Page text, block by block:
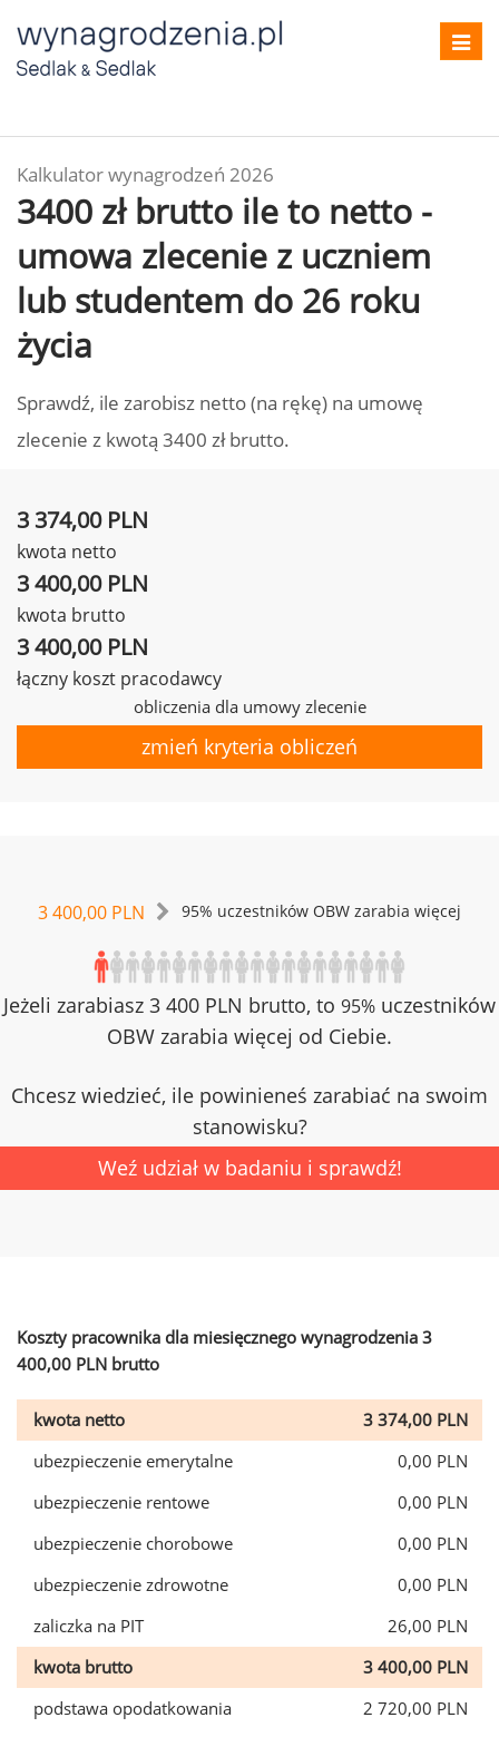
Kalkulator wynagrodzeń 2026
3400 zł brutto ile to netto -
umowa zlecenie z uczniem
lub studentem do 26 roku
życia
Sprawdź, ile zarobisz netto (na rękę) na umowę
zlecenie z kwotą 3400 zł brutto.
3 374,00 PLN
kwota netto
3 400,00 PLN
kwota brutto
3 400,00 PLN
łączny koszt pracodawcy
obliczenia dla umowy zlecenie
zmień kryteria obliczeń
3 400,00 PLN 95% uczestników OBW zarabia więcej
Jeżeli zarabiasz 3 400 PLN brutto, to 95% uczestników
OBW zarabia więcej od Ciebie.
Chcesz wiedzieć, ile powinieneś zarabiać na swoim
stanowisku?
Weź udział w badaniu i sprawdź!
Koszty pracownika dla miesięcznego wynagrodzenia 3
400,00 PLN brutto
kwota netto
3 374,00 PLN
ubezpieczenie emerytalne
0,00 PLN
ubezpieczenie rentowe
0,00 PLN
ubezpieczenie chorobowe
0,00 PLN
ubezpieczenie zdrowotne
0,00 PLN
zaliczka na PIT
26,00 PLN
kwota brutto
3 400,00 PLN
podstawa opodatkowania
2 720,00 PLN